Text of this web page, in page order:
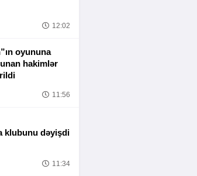
12:02
oyununa
hakimlər
11:56
klubunu dəyişdi
11:34